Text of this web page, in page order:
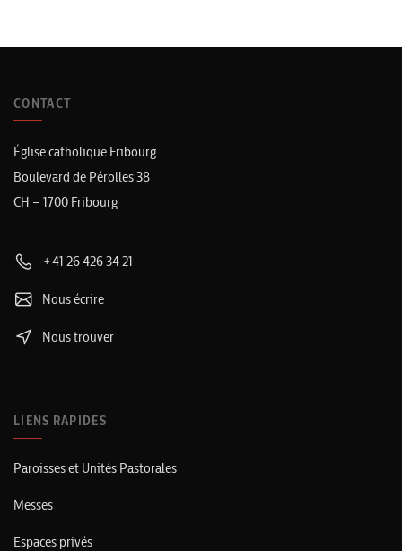
CONTACT
Église catholique Fribourg
Boulevard de Pérolles 38
CH – 1700 Fribourg
+41 26 426 34 21
Nous écrire
Nous trouver
LIENS RAPIDES
Paroisses et Unités Pastorales
Messes
Espaces privés